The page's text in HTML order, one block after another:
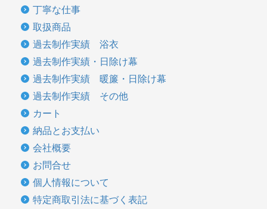
丁寧な仕事
取扱商品
過去制作実績 浴衣
過去制作実績・日除け幕
過去制作実績 暖簾・日除け幕
過去制作実績 その他
カート
納品とお支払い
会社概要
お問合せ
個人情報について
特定商取引法に基づく表記